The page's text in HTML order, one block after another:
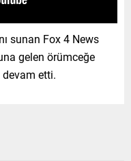
sunan Fox 4 News
gelen örümceğe
devam etti.